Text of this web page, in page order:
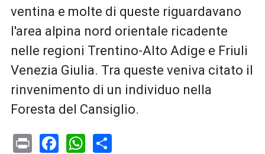
ventina e molte di queste riguardavano
l'area alpina nord orientale ricadente
nelle regioni Trentino-Alto Adige e Friuli
Venezia Giulia. Tra queste veniva citato il
rinvenimento di un individuo nella
Foresta del Cansiglio.
PrintFacebook
WhatsApp